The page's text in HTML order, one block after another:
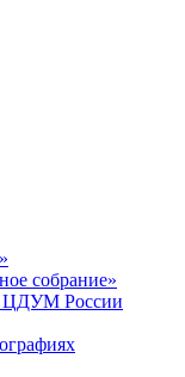
собрание»
ЦДУМ России